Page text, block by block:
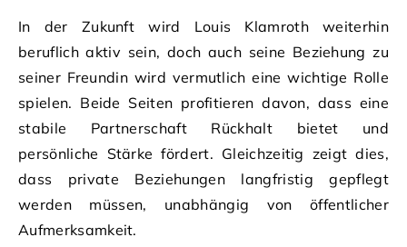
In der Zukunft wird Louis Klamroth weiterhin
beruflich aktiv sein, doch auch seine Beziehung zu
seiner Freundin wird vermutlich eine wichtige Rolle
spielen. Beide Seiten profitieren davon, dass eine
stabile Partnerschaft Rückhalt bietet und
persönliche Stärke fördert. Gleichzeitig zeigt dies,
dass private Beziehungen langfristig gepflegt
werden müssen, unabhängig von öffentlicher
Aufmerksamkeit.